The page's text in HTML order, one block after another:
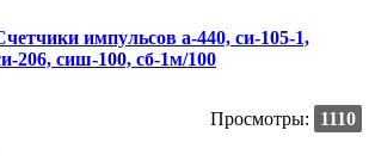
импульсов а-440, си-105-1,
206, сиш-100, сб-1м/100
Просмотры: 1110